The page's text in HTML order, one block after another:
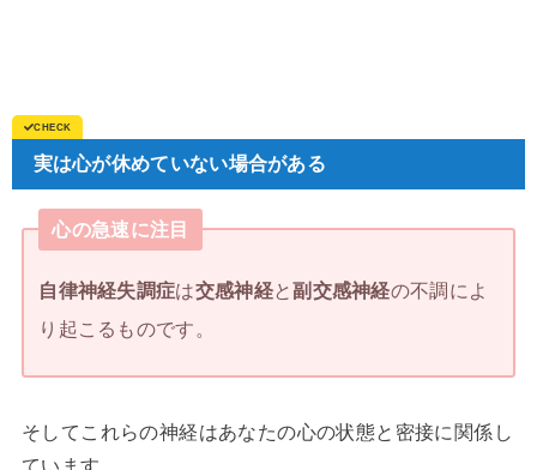
実は心が休めていない場合がある
心の急速に注目
自律神経失調症は交感神経と副交感神経の不調によ
り起こるものです。
そしてこれらの神経はあなたの心の状態と密接に関係し